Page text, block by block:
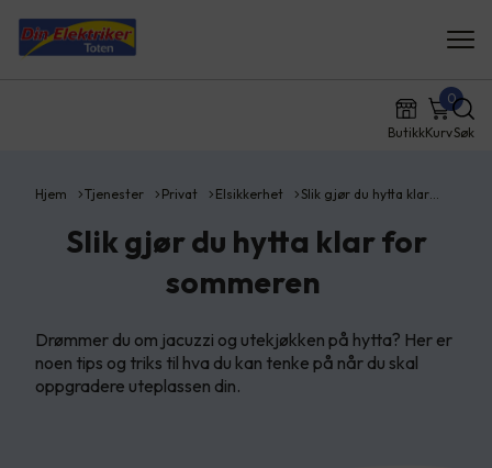
ButikkKurv
0
Søk
Hjem Tjenester Privat Elsikkerhet Slik gjør du hytta klar…
Slik gjør du hytta klar for
sommeren
Drømmer du om jacuzzi og utekjøkken på hytta? Her er
noen tips og triks til hva du kan tenke på når du skal
oppgradere uteplassen din.